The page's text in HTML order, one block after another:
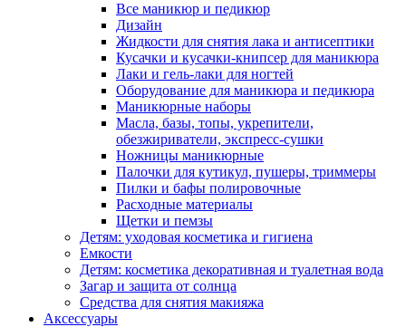
Все маникюр и педикюр
Дизайн
Жидкости для снятия лака и антисептики
Кусачки и кусачки-книпсер для маникюра
Лаки и гель-лаки для ногтей
Оборудование для маникюра и педикюра
Маникюрные наборы
Масла, базы, топы, укрепители,
обезжириватели, экспресс-сушки
Ножницы маникюрные
Палочки для кутикул, пушеры, триммеры
Пилки и бафы полировочные
Расходные материалы
Щетки и пемзы
Детям: уходовая косметика и гигиена
Емкости
Детям: косметика декоративная и туалетная вода
Загар и защита от солнца
Средства для снятия макияжа
Аксессуары